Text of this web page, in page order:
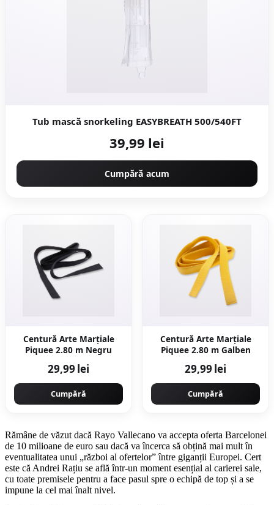
Tub mască snorkeling EASYBREATH 500/540FT
39,99 lei
Cumpără acum
Centură Arte Marțiale
Piquee 2.80 m Negru
29,99 lei
Cumpără
Centură Arte Marțiale
Piquee 2.80 m Galben
29,99 lei
Cumpără
Rămâne de văzut dacă Rayo Vallecano va accepta oferta Barcelonei
de 10 milioane de euro sau dacă va încerca să obțină mai mult în
eventualitatea unui „război al ofertelor” între giganții Europei. Cert
este că Andrei Rațiu se află într-un moment esențial al carierei sale,
cu toate premisele pentru a face pasul spre o echipă de top și a se
impune la cel mai înalt nivel.